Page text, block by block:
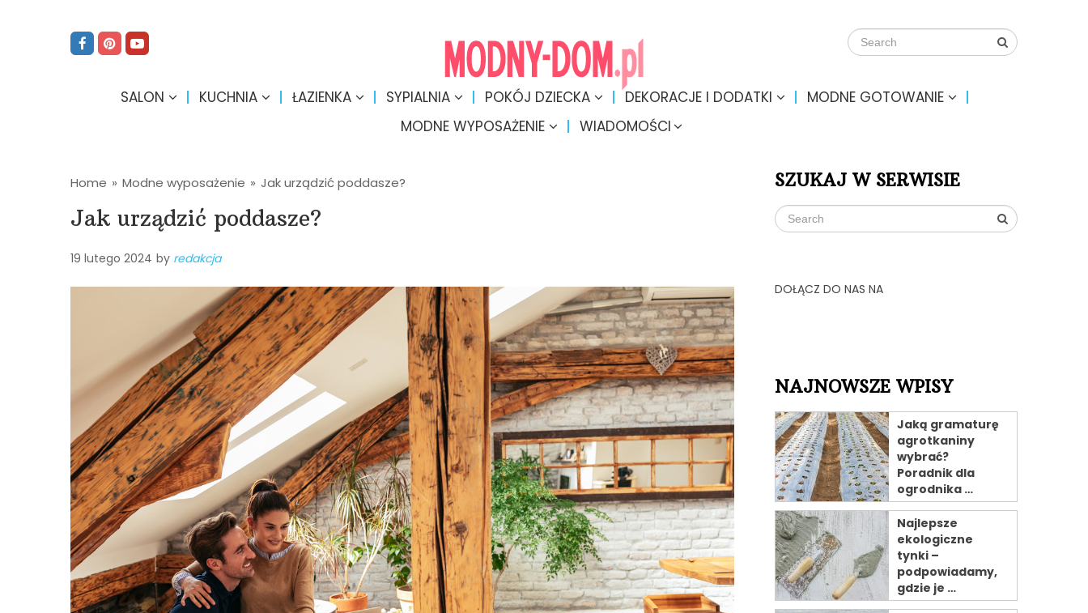
SALON KUCHNIA ŁAZIENKA SYPIALNIA POKÓJ DZIECKA DEKORACJE I DODATKI
MODNE GOTOWANIE
MODNE WYPOSAŻENIE
WIADOMOŚCI
Home » Modne wyposażenie » Jak urządzić poddasze?
Jak urządzić poddasze?
19 lutego 2024 by redakcja
SZUKAJ W SERWISIE
DOŁĄCZ DO NAS NA
NAJNOWSZE WPISY
Jaką gramaturę
agrotkaniny
wybrać?
Poradnik dla
ogrodnika …
Najlepsze
ekologiczne
tynki –
podpowiadamy,
gdzie je …